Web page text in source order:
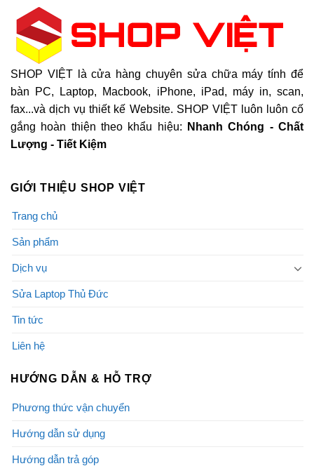
SHOP VIỆT là cửa hàng chuyên sửa chữa máy tính để
bàn PC, Laptop, Macbook, iPhone, iPad, máy in, scan,
fax...và dịch vụ thiết kế Website. SHOP VIỆT luôn luôn cố
gắng hoàn thiện theo khẩu hiệu:
Nhanh Chóng - Chất
Lượng - Tiết Kiệm
GIỚI THIỆU SHOP VIỆT
Trang chủ
Sản phẩm
Dịch vụ
Sửa Laptop Thủ Đức
Tin tức
Liên hệ
HƯỚNG DẪN & HỖ TRỢ
Phương thức vận chuyển
Hướng dẫn sử dụng
Hướng dẫn trả góp